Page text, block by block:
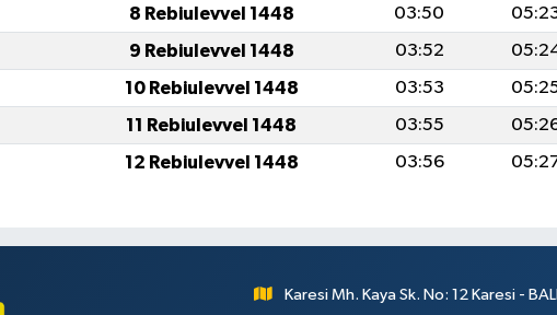
8 Rebiulevvel 1448 03:50
9 Rebiulevvel 1448 03:52
10 Rebiulevvel 1448 03:53
11 Rebiulevvel 1448 03:55
12 Rebiulevvel 1448 03:56
Karesi Mh. Kaya Sk. No: 12 Karesi -